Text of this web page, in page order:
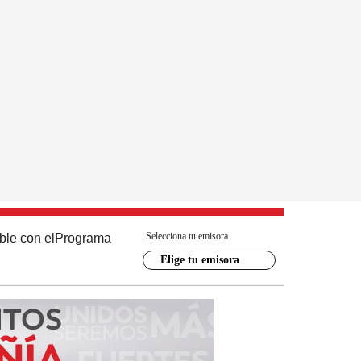
con el Programa Selecciona tu emisora
Elige tu emisora